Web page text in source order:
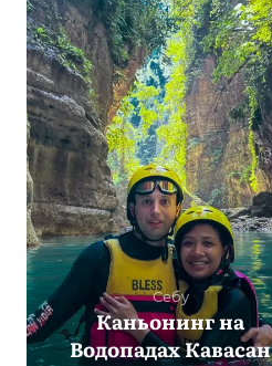
Себу
Каньонинг на
Водопадах Кавасан